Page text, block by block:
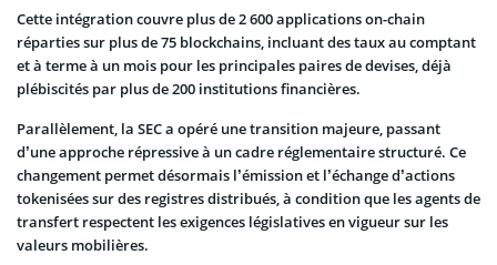
Cette intégration couvre plus de 2 600 applications on-chain
réparties sur plus de 75 blockchains, incluant des taux au comptant
et à terme à un mois pour les principales paires de devises, déjà
plébiscités par plus de 200 institutions financières.
Parallèlement, la SEC a opéré une transition majeure, passant
d’une approche répressive à un cadre réglementaire structuré. Ce
changement permet désormais l’émission et l’échange d’actions
tokenisées sur des registres distribués, à condition que les agents de
transfert respectent les exigences législatives en vigueur sur les
valeurs mobilières.